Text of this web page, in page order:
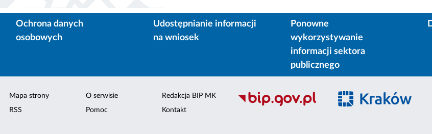
Ochrona danych
osobowych
Udostępnianie informacji
na wniosek
Ponowne
wykorzystywanie
informacji sektora
publicznego
Mapa strony
RSS
O serwisie
Pomoc
Redakcja BIP MK
Kontakt